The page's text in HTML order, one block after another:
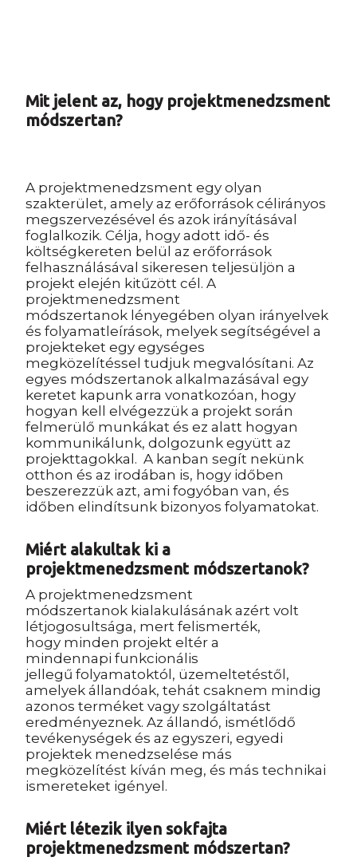
Mit jelent az, hogy projektmenedzsment
módszertan?
A projektmenedzsment egy olyan
szakterület, amely az erőforrások célirányos
megszervezésével és azok irányításával
foglalkozik. Célja, hogy adott idő- és
költségkereten belül az erőforrások
felhasználásával sikeresen teljesüljön a
projekt elején kitűzött cél. A
projektmenedzsment
módszertanok lényegében olyan irányelvek
és folyamatleírások, melyek segítségével a
projekteket egy egységes
megközelítéssel tudjuk megvalósítani. Az
egyes módszertanok alkalmazásával egy
keretet kapunk arra vonatkozóan, hogy
hogyan kell elvégezzük a projekt során
felmerülő munkákat és ez alatt hogyan
kommunikálunk, dolgozunk együtt az
projekttagokkal. A kanban segít nekünk
otthon és az irodában is, hogy időben
beszerezzük azt, ami fogyóban van, és
időben elindítsunk bizonyos folyamatokat.
Miért alakultak ki a
projektmenedzsment módszertanok?
A projektmenedzsment
módszertanok kialakulásának azért volt
létjogosultsága, mert felismerték,
hogy minden projekt eltér a
mindennapi funkcionális
jellegű folyamatoktól, üzemeltetéstől,
amelyek állandóak, tehát csaknem mindig
azonos terméket vagy szolgáltatást
eredményeznek. Az állandó, ismétlődő
tevékenységek és az egyszeri, egyedi
projektek menedzselése más
megközelítést kíván meg, és más technikai
ismereteket igényel.
Miért létezik ilyen sokfajta
projektmenedzsment módszertan?